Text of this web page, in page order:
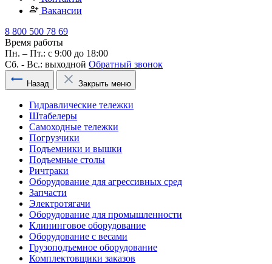
Вакансии
8 800 500 78 69
Время работы
Пн. – Пт.: с 9:00 до 18:00
Сб. - Вс.: выходной Обратный звонок
Назад Закрыть меню
Гидравлические тележки
Штабелеры
Самоходные тележки
Погрузчики
Подъемники и вышки
Подъемные столы
Ричтраки
Оборудование для агрессивных сред
Запчасти
Электротягачи
Оборудование для промышленности
Клининговое оборудование
Оборудование с весами
Грузоподъемное оборудование
Комплектовщики заказов